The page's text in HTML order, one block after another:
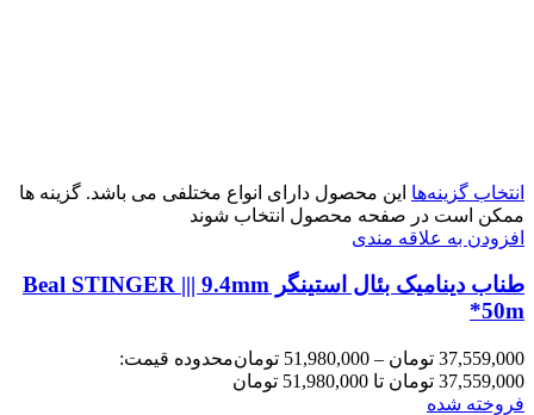
انتخاب گزینه‌ها این محصول دارای انواع مختلفی می باشد. گزینه ها
ممکن است در صفحه محصول انتخاب شوند
افزودن به علاقه مندی
طناب دینامیک بئال استینگر Beal STINGER ||| 9.4mm
*50m
37,559,000 تومان –
51,980,000 تومانمحدوده قیمت:
37,559,000 تومان تا 51,980,000 تومان
فروخته شده